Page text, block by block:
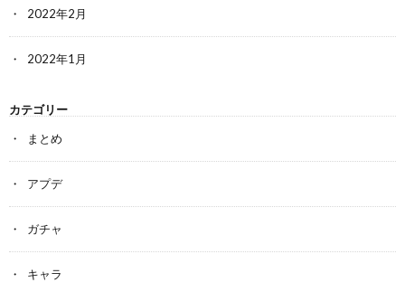
2022年2月
2022年1月
カテゴリー
まとめ
アプデ
ガチャ
キャラ